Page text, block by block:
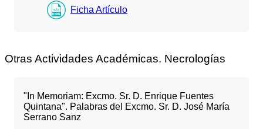
Ficha Artículo
Otras Actividades Académicas. Necrologías
"In Memoriam: Excmo. Sr. D. Enrique Fuentes
Quintana". Palabras del Excmo. Sr. D. José María
Serrano Sanz